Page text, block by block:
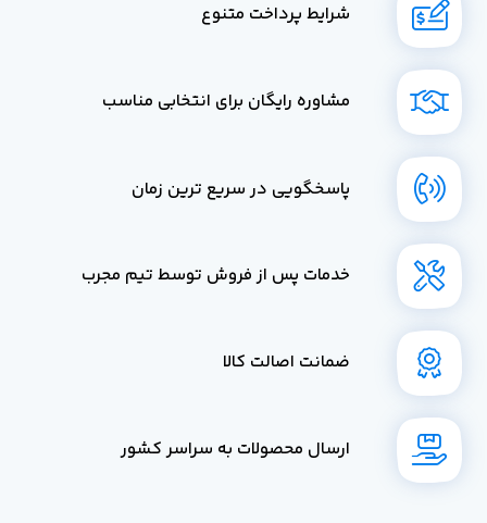
شرایط پرداخت متنوع
مشاوره رایگان برای انتخابی مناسب
پاسخگویی در سریع ترین زمان
خدمات پس از فروش توسط تیم مجرب
ضمانت اصالت کالا
ارسال محصولات به سراسر کشور